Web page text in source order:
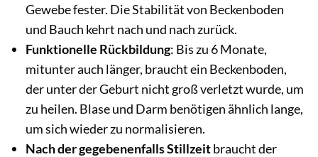
Gewebe fester. Die Stabilität von Beckenboden
und Bauch kehrt nach und nach zurück.
Funktionelle Rückbildung: Bis zu 6 Monate,
mitunter auch länger, braucht ein Beckenboden,
der unter der Geburt nicht groß verletzt wurde, um
zu heilen. Blase und Darm benötigen ähnlich lange,
um sich wieder zu normalisieren.
Nach der gegebenenfalls Stillzeitbraucht der